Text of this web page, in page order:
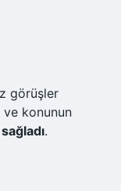
görüşler
konunun
.